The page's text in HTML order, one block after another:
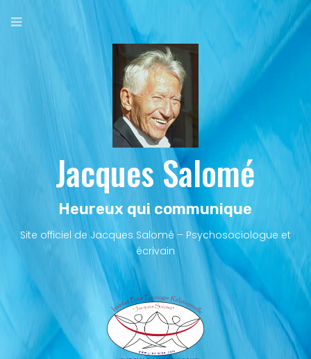
au
Jacques Salomé
Heureux qui communique
Site officiel de Jacques Salomé – Psychosociologue et
écrivain